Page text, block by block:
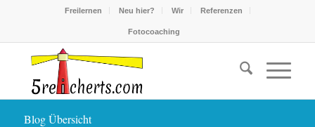
Freilernen Neu hier? Wir Referenzen
Fotocoaching
Blog Übersicht